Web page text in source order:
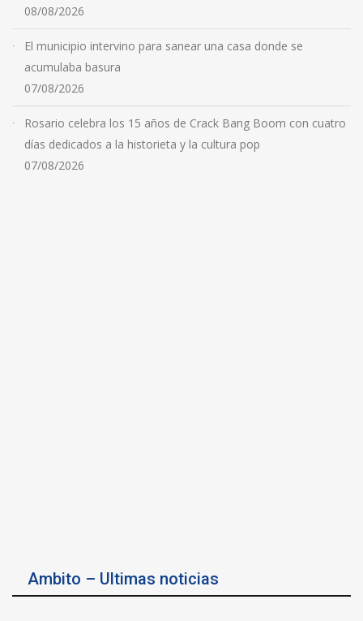
08/08/2026
El municipio intervino para sanear una casa donde se
acumulaba basura
07/08/2026
Rosario celebra los 15 años de Crack Bang Boom con cuatro
días dedicados a la historieta y la cultura pop
07/08/2026
Ambito – Ultimas noticias